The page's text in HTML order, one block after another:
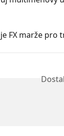
FX marže pro